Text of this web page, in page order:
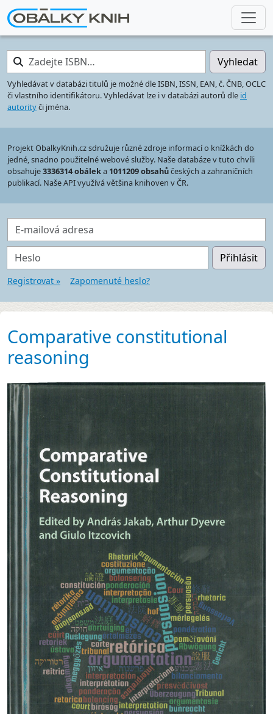
Zadejte ISBN… Vyhledat
Vyhledávat v databázi titulů je možné dle ISBN, ISSN, EAN, č. ČNB, OCLC
či vlastního identifikátoru. Vyhledávat lze i v databázi autorů dle id
autorityči jména.
Projekt ObalkyKnih.cz sdružuje různé zdroje informací o knížkách do
jedné, snadno použitelné webové služby. Naše databáze v tuto chvíli
obsahuje3336314 obáleka 1011209 obsahůčeských a zahraničních
publikací. Naše API využívá většina knihoven v ČR.
E-mailová adresa
Heslo Přihlásit
Registrovat » Zapomenuté heslo?
Comparative constitutional
reasoning